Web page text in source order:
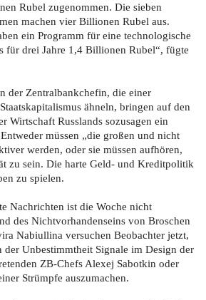
Rubel zugenommen. Die sieben
machen vier Billionen Rubel aus.
ein Programm für eine technologische
für drei Jahre 1,4 Billionen Rubel“, fügte
der Zentralbankchefin, die einer
ähneln, bringen auf den
Wirtschaft Russlands sozusagen ein
müssen „die großen und nicht
werden, oder sie müssen aufhören,
zu sein. Die harte Geld- und Kreditpolitik
zu spielen.
Nachrichten ist die Woche nicht
des Nichtvorhandenseins von Broschen
Nabiullina versuchen Beobachter jetzt,
der Unbestimmtheit Signale im Design der
ZB-Chefs Alexej Sabotkin oder
Strümpfe auszumachen.